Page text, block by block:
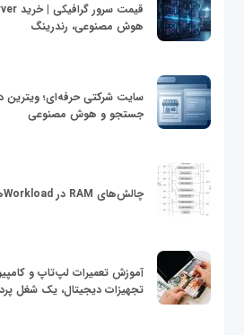
هوش مصنوعی، رندرینگ
سایت شرکتی حرفه‌ای؛ ویترین
جستجو و هوش مصنوعی
چالش‌های RAM در Workloadهای محاسباتی HPC
آموزش تعمیرات لپ‌تاپ و
تجهیزات دیجیتال، یک شغل